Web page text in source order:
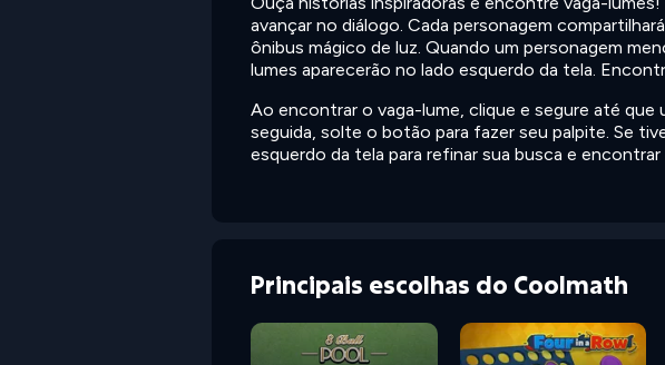
avançar no diálogo. Cada personagem
ônibus mágico de luz. Quando um personagem
lumes aparecerão no lado esquerdo da tela.
Ao encontrar o vaga-lume, clique e segure até que
seguida, solte o botão para fazer seu palpite. Se
esquerdo da tela para refinar sua busca e
Principais escolhas do Coolmath